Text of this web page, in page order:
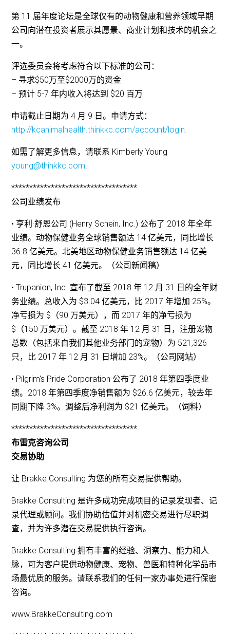
第 11 届年度论坛是全球仅有的动物健康和营养领域早期
公司向潜在投资者展示其愿景、商业计划和技术的机会之
一。
评选委员会将考虑符合以下标准的公司：
– 寻求$50万至$2000万的资金
– 预计 5-7 年内收入将达到 $20 百万
申请截止日期为 4 月 9 日。申请方式：
http://kcanimalhealth.thinkkc.com/account/login.
如需了解更多信息，请联系 Kimberly Young
young@thinkkc.com.
***********************************
公司业绩发布
• 亨利·舒恩公司 (Henry Schein, Inc.) 公布了 2018 年全年
业绩。动物保健业务全球销售额达 14 亿美元，同比增长
36.8 亿美元。北美地区动物保健业务销售额达 14 亿美
元，同比增长 41 亿美元。（公司新闻稿）
• Trupanion, Inc. 宣布了截至 2018 年 12 月 31 日的全年财
务业绩。总收入为 $3.04 亿美元，比 2017 年增加 25%。
净亏损为 $（90 万美元），而 2017 年的净亏损为
$（150 万美元）。截至 2018 年 12 月 31 日，注册宠物
总数（包括来自我们其他业务部门的宠物）为 521,326
只，比 2017 年 12 月 31 日增加 23%。（公司网站）
• Pilgrim's Pride Corporation 公布了 2018 年第四季度业
绩。2018 年第四季度净销售额为 $26.6 亿美元，较去年
同期下降 3%。调整后净利润为 $21 亿美元。（饲料）
***********************************
布雷克咨询公司
交易协助
让 Brakke Consulting 为您的所有交易提供帮助。
Brakke Consulting 是许多成功完成项目的记录发现者、记
录代理或顾问。我们协助估值并对机密交易进行尽职调
查，并为许多潜在交易提供执行咨询。
Brakke Consulting 拥有丰富的经验、洞察力、能力和人
脉，可为客户提供动物健康、宠物、兽医和特种化学品市
场最优质的服务。请联系我们的任何一家办事处进行保密
咨询。
www.BrakkeConsulting.com